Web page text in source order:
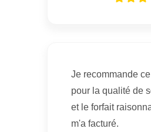
Je recommande
pour la qualité de
et le forfait
m'a facturé.